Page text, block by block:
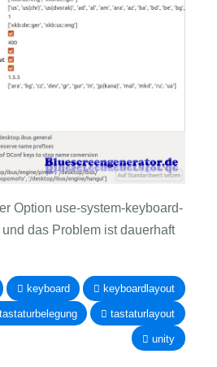
Option use-system-keyboard-
das Problem ist dauerhaft
keyboard keyboardlayout
tastaturbelegung tastaturlayout
unity